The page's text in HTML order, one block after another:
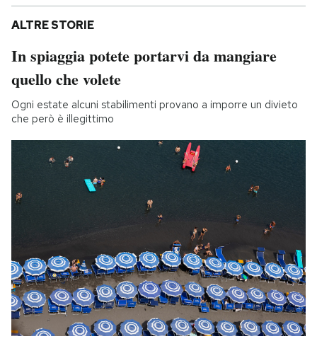
ALTRE STORIE
In spiaggia potete portarvi da mangiare
quello che volete
Ogni estate alcuni stabilimenti provano a imporre un divieto
che però è illegittimo